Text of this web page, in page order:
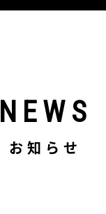
NEWS
お知らせ